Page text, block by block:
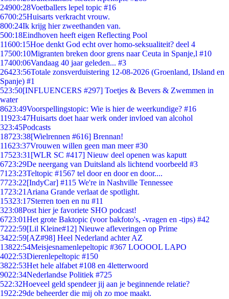
24900:28Voetballers lepel topic #16
6700:25Huisarts verkracht vrouw.
800:24Ik krijg hier zweethanden van.
500:18Eindhoven heeft eigen Reflecting Pool
11600:15Hoe denkt God echt over homo-seksualiteit? deel 4
17500:10Migranten breken door grens naar Ceuta in Spanje,l #10
17400:06Vandaag 40 jaar geleden... #3
26423:56Totale zonsverduistering 12-08-2026 (Groenland, IJsland en
Spanje) #1
523:50[INFLUENCERS #297] Toetjes & Bevers & Zwemmen in
water
8623:49Voorspellingstopic: Wie is hier de weerkundige? #16
11923:47Huisarts doet haar werk onder invloed van alcohol
323:45Podcasts
18723:38[Wielrennen #616] Brennan!
11623:37Vrouwen willen geen man meer #30
17523:31 [WLR SC #417] Nieuw deel openen was kaputt
6723:29De neergang van Duitsland als lichtend voorbeeld #3
71 23:23Teltopic #1567 tel door en door en door....
7723:22[IndyCar] #115 We're in Nashville Tennessee
1723:21 Ariana Grande verlaat de spotlight.
15323:17Sterren toen en nu #11
323:08Post hier je favoriete SHO podcast!
6723:01Het grote Baktopic (voor bakfoto's, -vragen en -tips) #42
7222:59[Lil Kleine#12] Nieuwe afleveringen op Prime
3422:59[AZ#98] Heel Nederland achter AZ
13822:54Meisjesnamenlepeltopic #367 LOOOOL LAPO
4022:53Dierenlepeltopic #150
3822:53Het hele alfabet #108 en 4letterwoord
9022:34Nederlandse Politiek #725
522:32Hoeveel geld spendeer jij aan je beginnende relatie?
1922:29de beheerder die mij oh zo moe maakt.